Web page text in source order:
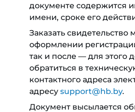
документе содержится
имени, сроке его
Заказать
оформлении
так и после — для этого
обратиться в
контактного адреса
адресу support@hb.by.
Документ высылается